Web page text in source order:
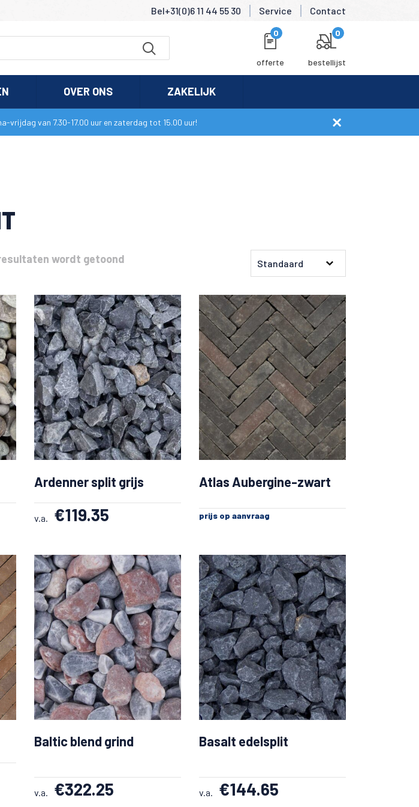
Bel+31(0)6 11 44 55 30 Service Contact
0
offerte
0
bestellijst
OVER ONS ZAKELIJK
vrijdag van 7.30-17.00 uur en zaterdag tot 15.00 uur!
wordt getoond
Ardenner split grijs
v.a. €119.35
Atlas Aubergine-zwart
prijs op aanvraag
Baltic blend grind
v.a. €322.25
Basalt edelsplit
v.a. €144.65